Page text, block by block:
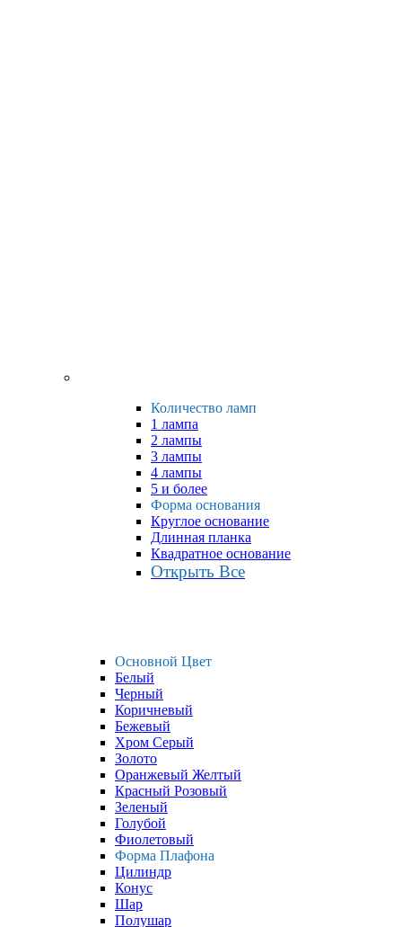
Количество ламп
1 лампа
2 лампы
3 лампы
4 лампы
5 и более
Форма основания
Круглое основание
Длинная планка
Квадратное основание
Открыть Все
Основной Цвет
Белый
Черный
Коричневый
Бежевый
Хром Серый
Золото
Оранжевый Желтый
Красный Розовый
Зеленый
Голубой
Фиолетовый
Форма Плафона
Цилиндр
Конус
Шар
Полушар